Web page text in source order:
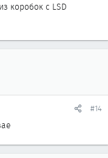
коробок с LSD
#14